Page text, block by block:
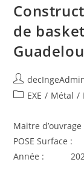
de
EXE / Métal /
Maitre
POSE Surface
Année :